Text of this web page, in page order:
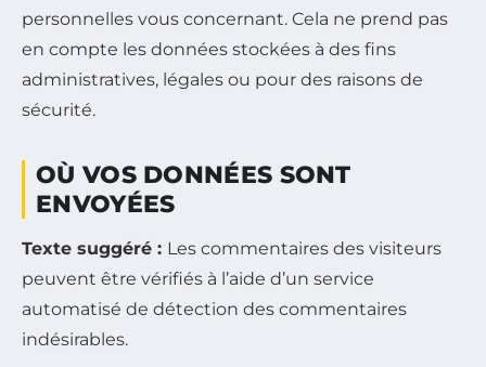
personnelles vous concernant. Cela ne prend pas
en compte les données stockées à des fins
administratives, légales ou pour des raisons de
sécurité.
OÙ VOS DONNÉES SONT
ENVOYÉES
Texte suggéré : Les commentaires des visiteurs
peuvent être vérifiés à l’aide d’un service
automatisé de détection des commentaires
indésirables.